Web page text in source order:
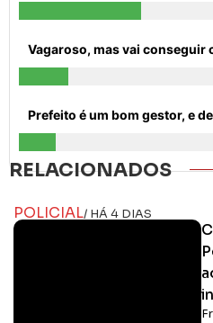
Vagaroso, mas vai conseguir
Prefeito é um bom gestor, e
RELACIONADOS
POLICIAL/ HÁ 4 DIAS